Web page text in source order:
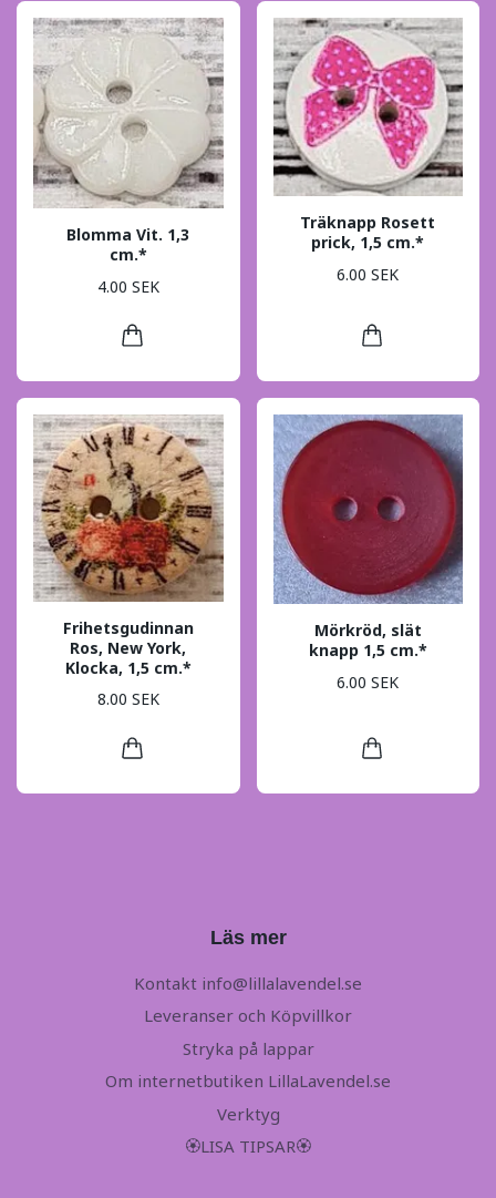
Blomma Vit. 1,3
cm.*
4.00 SEK
Träknapp Rosett
prick, 1,5 cm.*
6.00 SEK
Frihetsgudinnan
Ros, New York,
Klocka, 1,5 cm.*
8.00 SEK
Mörkröd, slät
knapp 1,5 cm.*
6.00 SEK
Läs mer
Kontakt info@lillalavendel.se
Leveranser och Köpvillkor
Stryka på lappar
Om internetbutiken LillaLavendel.se
Verktyg
🏵LISA TIPSAR🏵